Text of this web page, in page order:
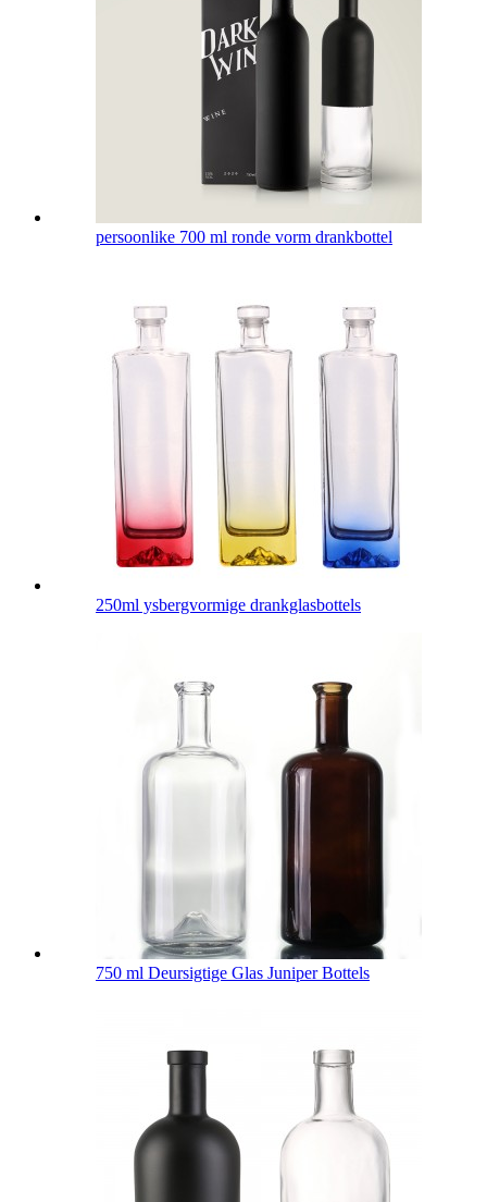
persoonlike 700 ml ronde vorm drankbottel
250ml ysbergvormige drankglasbottels
750 ml Deursigtige Glas Juniper Bottels